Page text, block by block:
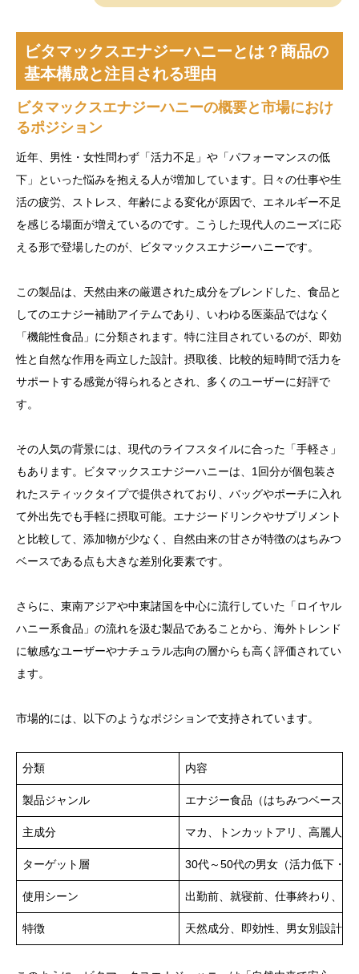
ビタマックスエナジーハニーとは？商品の
基本構成と注目される理由
ビタマックスエナジーハニーの概要と市場におけ
るポジション
近年、男性・女性問わず「活力不足」や「パフォーマンスの低
下」といった悩みを抱える人が増加しています。日々の仕事や生
活の疲労、ストレス、年齢による変化が原因で、エネルギー不足
を感じる場面が増えているのです。こうした現代人のニーズに応
える形で登場したのが、ビタマックスエナジーハニーです。
この製品は、天然由来の厳選された成分をブレンドした、食品と
してのエナジー補助アイテムであり、いわゆる医薬品ではなく
「機能性食品」に分類されます。特に注目されているのが、即効
性と自然な作用を両立した設計。摂取後、比較的短時間で活力を
サポートする感覚が得られるとされ、多くのユーザーに好評で
す。
その人気の背景には、現代のライフスタイルに合った「手軽さ」
もあります。ビタマックスエナジーハニーは、1回分が個包装さ
れたスティックタイプで提供されており、バッグやポーチに入れ
て外出先でも手軽に摂取可能。エナジードリンクやサプリメント
と比較して、添加物が少なく、自然由来の甘さが特徴のはちみつ
ベースである点も大きな差別化要素です。
さらに、東南アジアや中東諸国を中心に流行していた「ロイヤル
ハニー系食品」の流れを汲む製品であることから、海外トレンド
に敏感なユーザーやナチュラル志向の層からも高く評価されてい
ます。
市場的には、以下のようなポジションで支持されています。
分類 内容
製品ジャンル エナジー食品（はちみつベースの
主成分 マカ、トンカットアリ、高麗人参
ターゲット層 30代～50代の男女（活力低下・
使用シーン 出勤前、就寝前、仕事終わり、パ
特徴 天然成分、即効性、男女別設計、